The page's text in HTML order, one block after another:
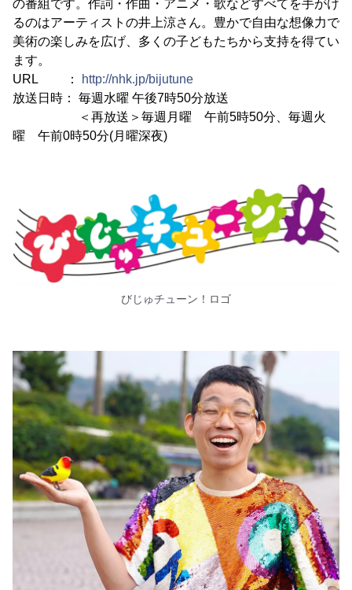
の番組です。作詞・作曲・アニメ・歌などすべてを手がけ
るのはアーティストの井上涼さん。豊かで自由な想像力で
美術の楽しみを広げ、多くの子どもたちから支持を得てい
ます。
URL ：
http://nhk.jp/bijutune
放送日時： 毎週水曜 午後7時50分放送
＜再放送＞毎週月曜 午前5時50分、毎週火
曜 午前0時50分(月曜深夜)
びじゅチューン！ロゴ